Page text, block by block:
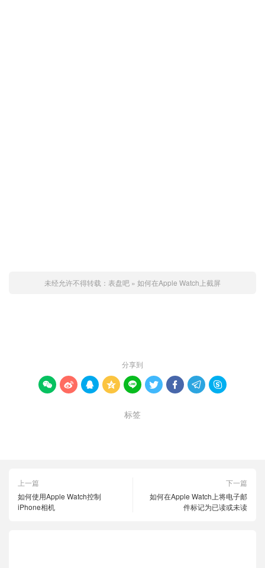
未经允许不得转载： 表盘吧 » 如何在Apple Watch上截屏
分享到
        
标签
上一篇
如何使用Apple Watch控制
iPhone相机
下一篇
如何在Apple Watch上将电子邮
件标记为已读或未读